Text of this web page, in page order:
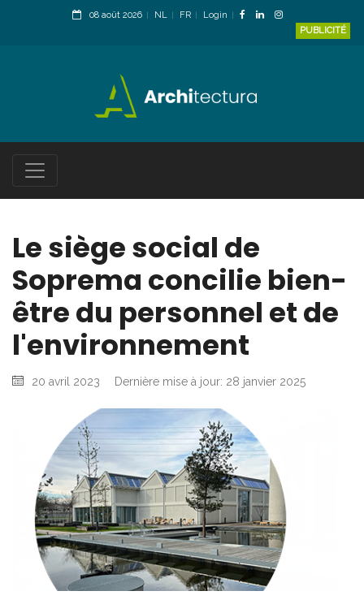
08 août 2026 NL FR
Login
PUBLICITÉ
Le siège social de
Soprema concilie bien-
être du personnel et de
l'environnement
20 avril 2023 Dernière mise à jour: 28 janvier 2025